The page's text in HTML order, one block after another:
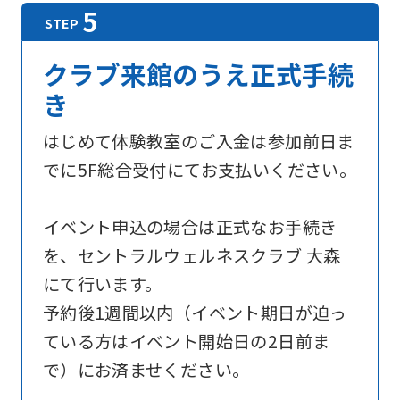
クラブ来館のうえ正式手続
き
はじめて体験教室のご入金は参加前日ま
でに5F総合受付にてお支払いください。
イベント申込の場合は正式なお手続き
を、セントラルウェルネスクラブ 大森
にて行います。
予約後1週間以内（イベント期日が迫っ
ている方はイベント開始日の2日前ま
で）にお済ませください。
foreigners
Sports
official
website
is
automatically
translated
into
English.
Click
the